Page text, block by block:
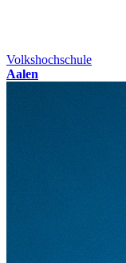
Volkshochschule
Aalen